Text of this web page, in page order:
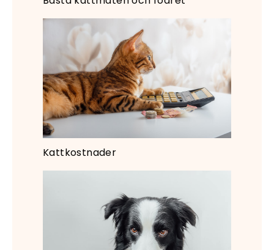
Kattkostnader